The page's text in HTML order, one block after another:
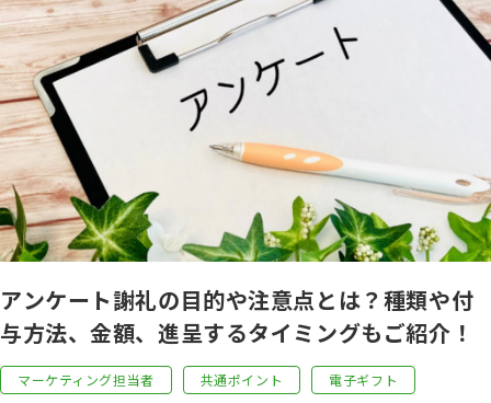
アンケート謝礼の目的や注意点とは？種類や付
与方法、金額、進呈するタイミングもご紹介！
マーケティング担当者 共通ポイント 電子ギフト